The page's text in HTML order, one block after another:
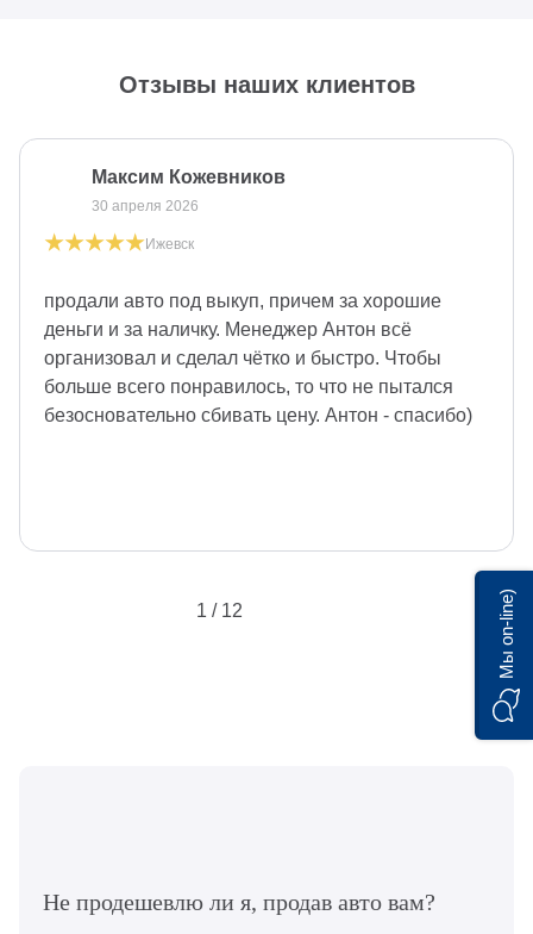
Отзывы наших клиентов
Максим Кожевников
Ижевск
продали авто под выкуп, причем за хорошие
деньги и за наличку. Менеджер Антон всё
организовал и сделал чётко и быстро. Чтобы
больше всего понравилось, то что не пытался
безосновательно сбивать цену. Антон - спасибо)
1 / 12
Не продешевлю ли я, продав авто вам?
Мы on-line)